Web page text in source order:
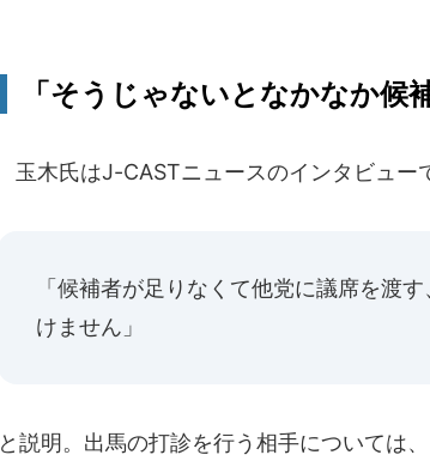
「そうじゃないとなかなか候
玉木氏はJ-CASTニュースのインタビュー
「候補者が足りなくて他党に議席を渡
けません」
と説明。出馬の打診を行う相手については、